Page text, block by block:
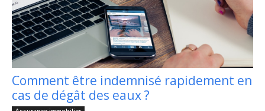
Comment être indemnisé rapidement en
cas de dégât des eaux ?